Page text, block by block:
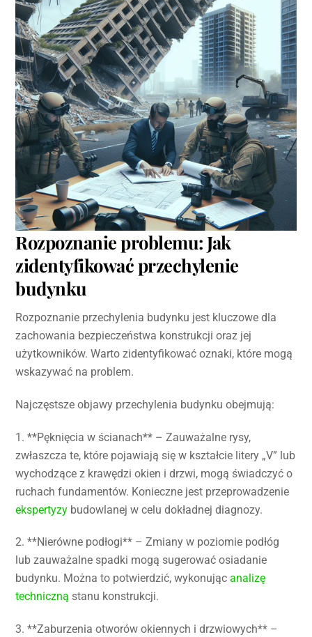
Rozpoznanie problemu: Jak
zidentyfikować przechylenie
budynku
Rozpoznanie przechylenia budynku jest kluczowe dla
zachowania bezpieczeństwa konstrukcji oraz jej
użytkowników. Warto zidentyfikować oznaki, które mogą
wskazywać na problem.
Najczęstsze objawy przechylenia budynku obejmują:
1. **Pęknięcia w ścianach** – Zauważalne rysy,
zwłaszcza te, które pojawiają się w kształcie litery „V” lub
wychodzące z krawędzi okien i drzwi, mogą świadczyć o
ruchach fundamentów. Konieczne jest przeprowadzenie
ekspertyzy budowlanej w celu dokładnej diagnozy.
2. **Nierówne podłogi** – Zmiany w poziomie podłóg
lub zauważalne spadki mogą sugerować osiadanie
budynku. Można to potwierdzić, wykonującanalizę
techniczną stanu konstrukcji.
3. **Zaburzenia otworów okiennych i drzwiowych** –